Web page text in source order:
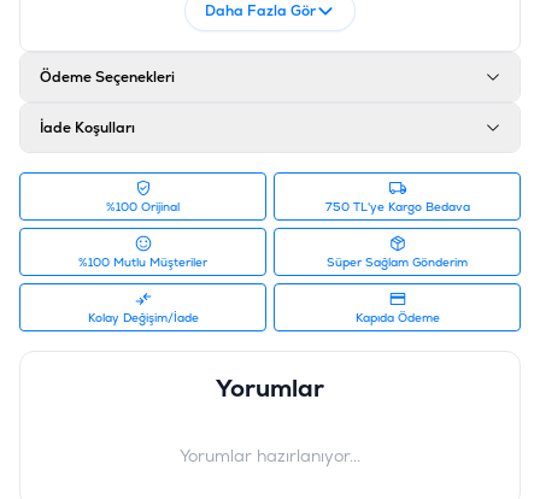
Ham protein % 6,50, ham yağ % 0,10, lif % 1,00, ham kül %
2,00, nem % 90,00.
* 5 kg vücut ağırlığından daha düşük bir ağırlığa sahip kediler için
***Stok durumuna göre farklı çeşit gönderimi
yapılabilmektedir.***
Ürün Filtreleri
Barkod
W0004
Tedarikçi Ürün Kodu
Ürün Etiketleri
#ödül maması
Daha Fazla Gör
Ödeme Seçenekleri
İade Koşulları
%100 Orijinal 750 TL'ye Kargo Bedava
%100 Mutlu Müşteriler Süper Sağlam Gönderim
Kolay Değişim/İade Kapıda Ödeme
Yorumlar
Yorumlar hazırlanıyor...